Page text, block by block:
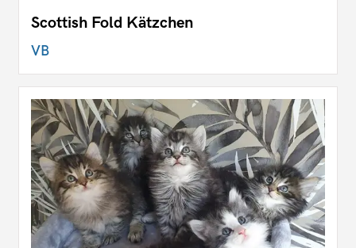
Scottish Fold Kätzchen
VB